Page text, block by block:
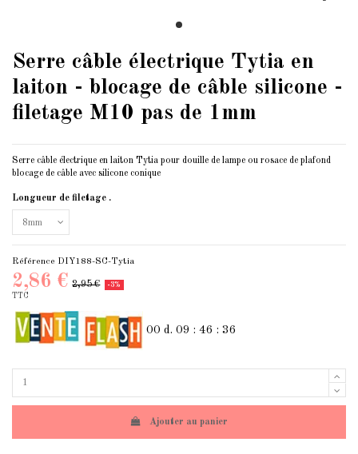
Serre câble électrique Tytia en
laiton - blocage de câble silicone -
filetage M10 pas de 1mm
Serre câble électrique en laiton Tytia pour douille de lampe ou rosace de plafond
blocage de câble avec silicone conique
Longueur de filetage .
Référence DIY188-SC-Tytia
2,86 € 2,95 €
-3%
TTC
00 d. 09 : 46 : 36
Ajouter au panier